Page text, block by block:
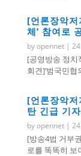
[언론장악
체’ 참여로
byopennet|
[공영방송 정치
회견]‘범국민협
[언론장악
탄 긴급 기
byopennet|
[방송4법 거부
로를 똑똑히 보